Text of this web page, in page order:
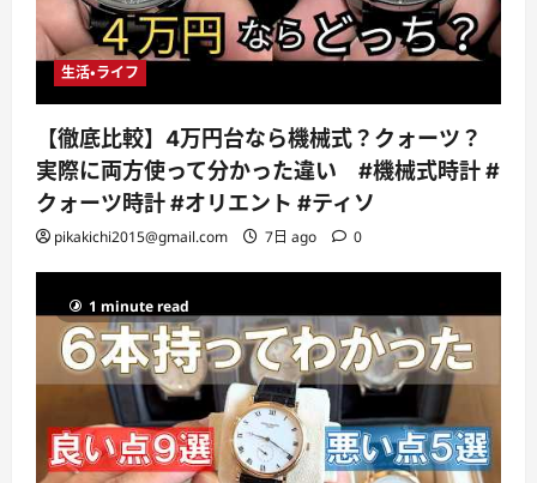
生活・ライフ
【徹底比較】4万円台なら機械式？クォーツ？
実際に両方使って分かった違い #機械式時計 #
クォーツ時計 #オリエント #ティソ
pikakichi2015@gmail.com 7日 ago 0
1 minute read